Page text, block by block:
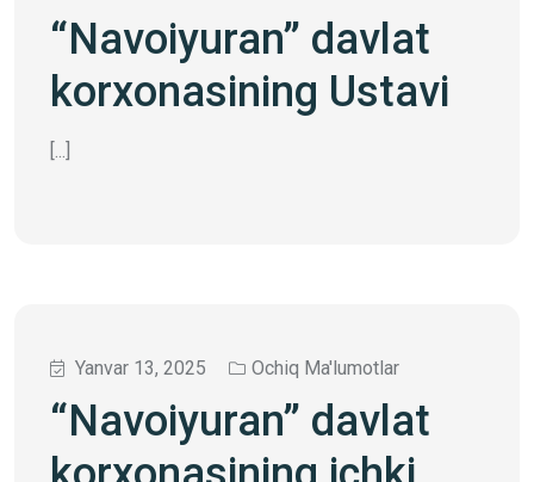
“Navoiyuran” davlat
korxonasining Ustavi
[...]
Yanvar 13, 2025 Ochiq Ma'lumotlar
“Navoiyuran” davlat